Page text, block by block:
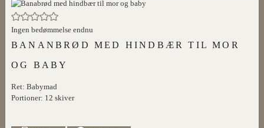
Ingen bedømmelse endnu
BANANBRØD MED HINDBÆR TIL MOR
OG BABY
Ret: Babymad
Portioner: 12 skiver